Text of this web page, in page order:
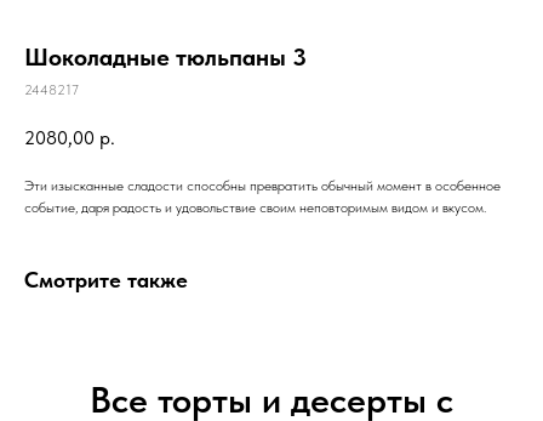
Шоколадные тюльпаны 3
2448217
2080,00 р.
Эти изысканные сладости способны превратить обычный момент в особенное
событие, даря радость и удовольствие своим неповторимым видом и вкусом.
Смотрите также
Все торты и десерты с